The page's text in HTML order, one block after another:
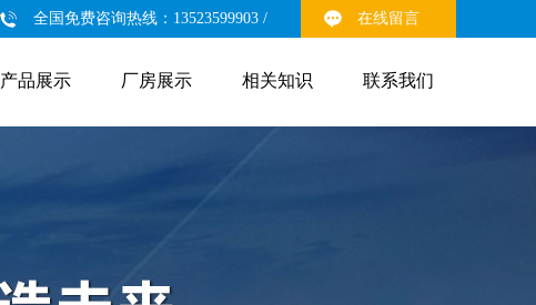
全国免费咨询热线：13523599903 / 在线留言
产品展示 厂房展示 相关知识 联系我们